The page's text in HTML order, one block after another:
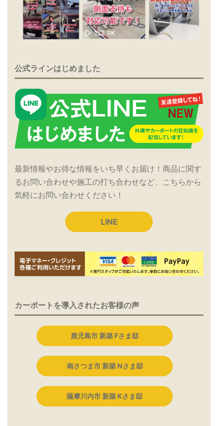
公式ラインはじめました
最新情報やお得な情報をいち早くお届け！商品に関す
るお問い合わせや施工の打ち合わせなど、こちらから
気軽にお問い合わせください！
LINE
カーポートを導入されたお客様の声
鹿児島市 新築 Fさま邸
南さつま市 新築 Nさま邸
薩摩川内市 新築 Kさま邸